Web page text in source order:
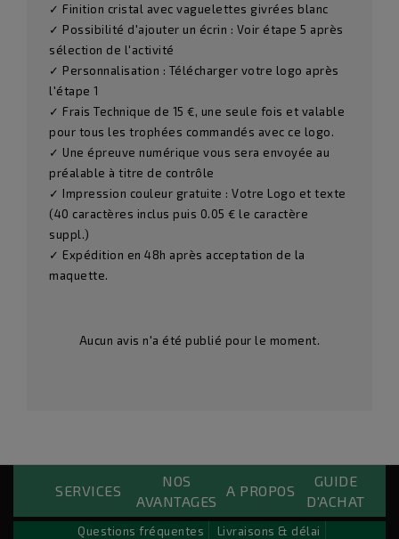
✓ Finition cristal avec vaguelettes givrées blanc
✓ Possibilité d'ajouter un écrin : Voir étape 5 après
sélection de l'activité
✓ Personnalisation : Télécharger votre logo après
l'étape 1
✓ Frais Technique de 15 €, une seule fois et valable
pour tous les trophées commandés avec ce logo.
✓ Une épreuve numérique vous sera envoyée au
préalable à titre de contrôle
✓ Impression couleur gratuite : Votre Logo et texte
(40 caractères inclus puis 0.05 € le caractère
suppl.)
✓ Expédition en 48h après acceptation de la
maquette.
Aucun avis n'a été publié pour le moment.
SERVICES
NOS
AVANTAGES
A PROPOS
GUIDE
D'ACHAT
Questions fréquentes
Livraisons & délai
Custom Payements Block
Lorem ipsum dolor sit amet conse ctetu